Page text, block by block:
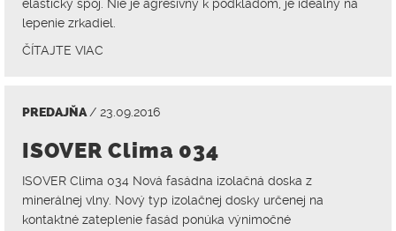
elastický spoj. Nie je agresívny k podkladom, je ideálny na
lepenie zrkadiel.
ČÍTAJTE VIAC
PREDAJŇA/ 23.09.2016
ISOVER Clima 034
ISOVER Clima 034 Nová fasádna izolačná doska z
minerálnej vlny. Nový typ izolačnej dosky určenej na
kontaktné zateplenie fasád ponúka výnimočné